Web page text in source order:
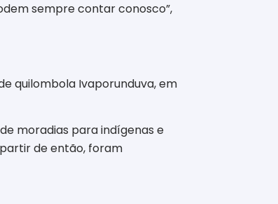
sempre contar conosco”,
quilombola Ivaporunduva, em
moradias para indígenas e
de então, foram